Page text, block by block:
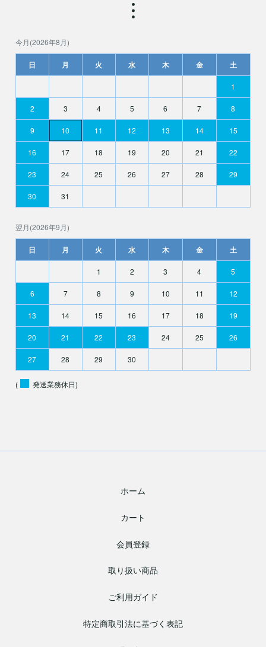
今月(2026年8月)
日 月 火 水 木 金 土
1
2 3 4 5 6 7 8
9 10 11 12 13 14 15
16 17 18 19 20 21 22
23 24 25 26 27 28 29
30 31
翌月(2026年9月)
日 月 火 水 木 金 土
1 2 3 4 5
6 7 8 9 10 11 12
13 14 15 16 17 18 19
20 21 22 23 24 25 26
27 28 29 30
( 発送業務休日)
ホーム
カート
会員登録
取り扱い商品
ご利用ガイド
特定商取引法に基づく表記